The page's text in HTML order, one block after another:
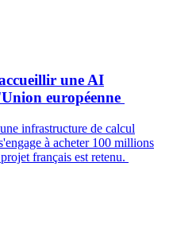
une AI
européenne
infrastructure de calcul
à acheter 100 millions
français est retenu.